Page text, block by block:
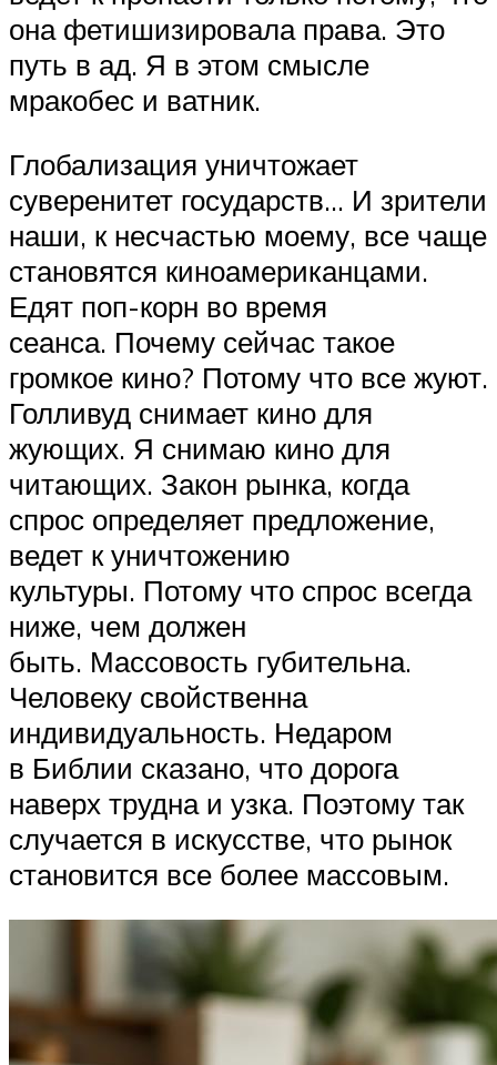
она фетишизировала права. Это
путь в ад. Я в этом смысле
мракобес и ватник.
Глобализация уничтожает
суверенитет государств… И зрители
наши, к несчастью моему, все чаще
становятся киноамериканцами.
Едят поп-корн во время
сеанса. Почему сейчас такое
громкое кино? Потому что все жуют.
Голливуд снимает кино для
жующих. Я снимаю кино для
читающих. Закон рынка, когда
спрос определяет предложение,
ведет к уничтожению
культуры. Потому что спрос всегда
ниже, чем должен
быть. Массовость губительна.
Человеку свойственна
индивидуальность. Недаром
в Библии сказано, что дорога
наверх трудна и узка. Поэтому так
случается в искусстве, что рынок
становится все более массовым.